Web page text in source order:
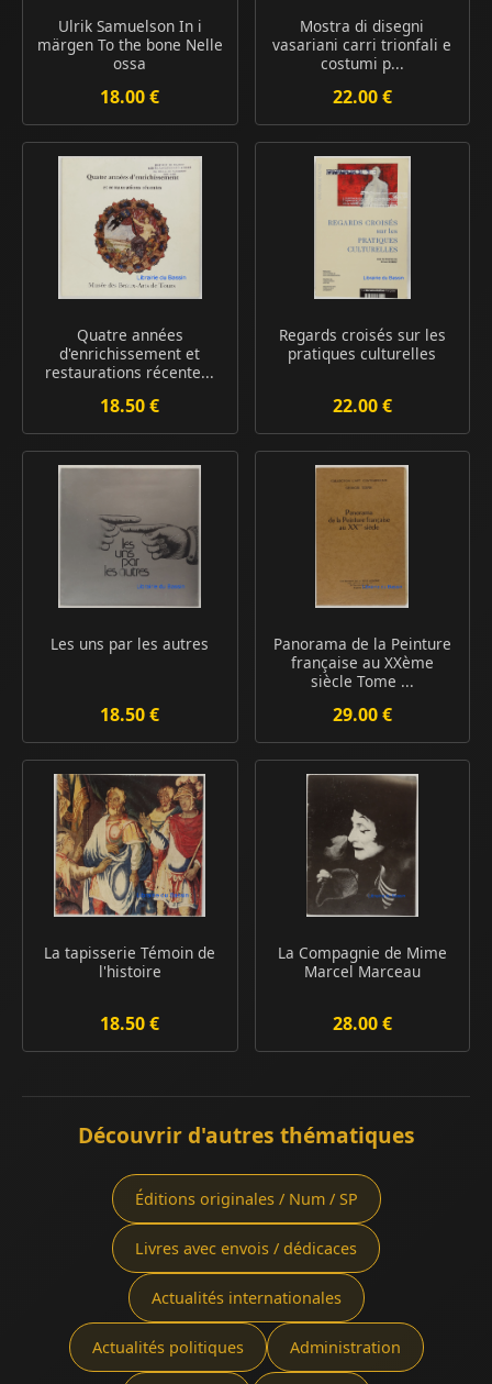
Ulrik Samuelson In i
märgen To the bone Nelle
ossa
18.00 €
Mostra di disegni
vasariani carri trionfali e
costumi p...
22.00 €
Quatre années
d'enrichissement et
restaurations récente...
18.50 €
Regards croisés sur les
pratiques culturelles
22.00 €
Les uns par les autres
18.50 €
Panorama de la Peinture
française au XXème
siècle Tome ...
29.00 €
La tapisserie Témoin de
l'histoire
18.50 €
La Compagnie de Mime
Marcel Marceau
28.00 €
Découvrir d'autres thématiques
Éditions originales / Num / SP
Livres avec envois / dédicaces
Actualités internationales
Actualités politiques Administration